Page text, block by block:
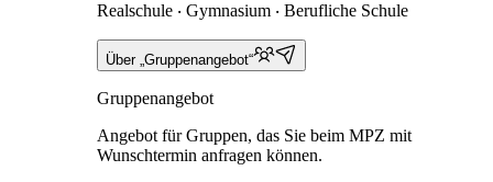
Realschule ‧ Gymnasium ‧ Berufliche Schule
Über „Gruppenangebot“
Gruppenangebot
Angebot für Gruppen, das Sie beim MPZ mit
Wunschtermin anfragen können.